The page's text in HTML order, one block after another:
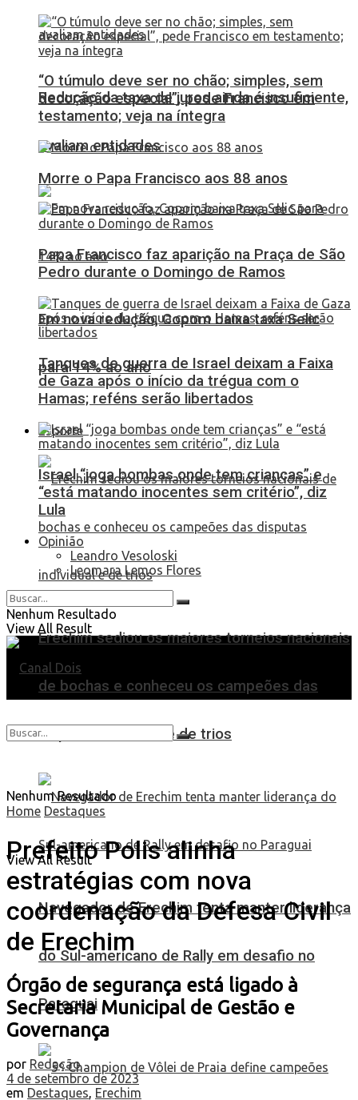
Redução da taxa de juros ainda é insuficiente,
avaliam entidades
Em nova redução, Copom baixa taxa Selic
para 14% ao ano
Esporte
Erechim sediou os maiores torneios nacionais
de bochas e conheceu os campeões das
disputas individual e de trios
Navegador de Erechim tenta manter liderança
do Sul-americano de Rally em desafio no
Paraguai
“O túmulo deve ser no chão; simples, sem
decoração especial”, pede Francisco em
testamento; veja na íntegra
Morre o Papa Francisco aos 88 anos
Papa Francisco faz aparição na Praça de São
Pedro durante o Domingo de Ramos
Tanques de guerra de Israel deixam a Faixa
de Gaza após o início da trégua com o
Hamas; reféns serão libertados
Israel “joga bombas onde tem crianças” e
“está matando inocentes sem critério”, diz
Lula
Opinião
Leandro Vesoloski
Leomara Lemos Flores
Nenhum Resultado
View All Result
Nenhum Resultado
View All Result
Home Destaques
Prefeito Polis alinha
estratégias com nova
coordenação da Defesa Civil
de Erechim
Órgão de segurança está ligado à
Secretaria Municipal de Gestão e
Governança
por Redação
4 de setembro de 2023
em Destaques, Erechim